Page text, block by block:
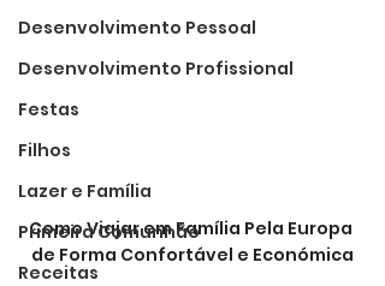
Desenvolvimento Pessoal
Desenvolvimento Profissional
Festas
Filhos
Lazer e Família
Primeira Comunhão
Receitas
Como Viajar em Família Pela Europa
de Forma Confortável e Económica